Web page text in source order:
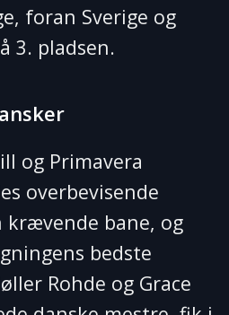
foran Sverige og
3. pladsen.
og Primavera
overbevisende
bane, og
bedste
Rohde og Grace